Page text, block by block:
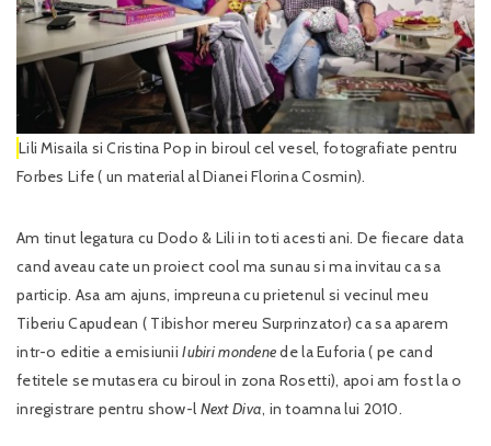
Lili Misaila si Cristina Pop in biroul cel vesel, fotografiate pentru
Forbes Life ( un material al Dianei Florina Cosmin).
Am tinut legatura cu Dodo & Lili in toti acesti ani. De fiecare data
cand aveau cate un proiect cool ma sunau si ma invitau ca sa
particip. Asa am ajuns, impreuna cu prietenul si vecinul meu
Tiberiu Capudean ( Tibishor mereu Surprinzator) ca sa aparem
intr-o editie a emisiuniiIubiri mondenede la Euforia ( pe cand
fetitele se mutasera cu biroul in zona Rosetti), apoi am fost la o
inregistrare pentru show-l Next Diva, in toamna lui 2010.